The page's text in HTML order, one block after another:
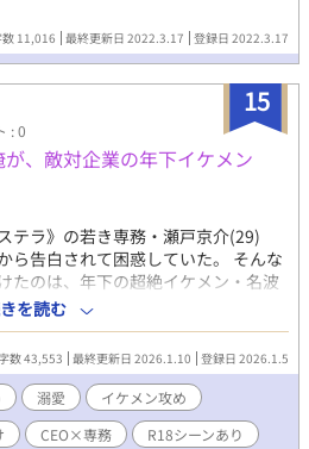
11,016 最終更新日 2022.3.17 登録日 2022.3.17
15
: 0
が、敵対企業の年下イケメン
テラ》の若き専務・瀬戸京介(29)
ら告白されて困惑していた。 そんな
たのは、年下の超絶イケメン・名波
んだ。恋人に振られて寂しくてさ
い声。逃がさない距離感。 初めて
に触れられて感じる自分"を知ってし
日本最大級の音楽フェス《SONIC
とも言われる、その配信権を巡るプ
んだ。 壇上に立っていたのは、あの
新興配信会社《ECHO-エコー-》の
を読む
数 43,553 最終更新日 2026.1.10 登録日 2026.1.5
溺愛
イケメン攻め
CEO×専務 R18シーンあり